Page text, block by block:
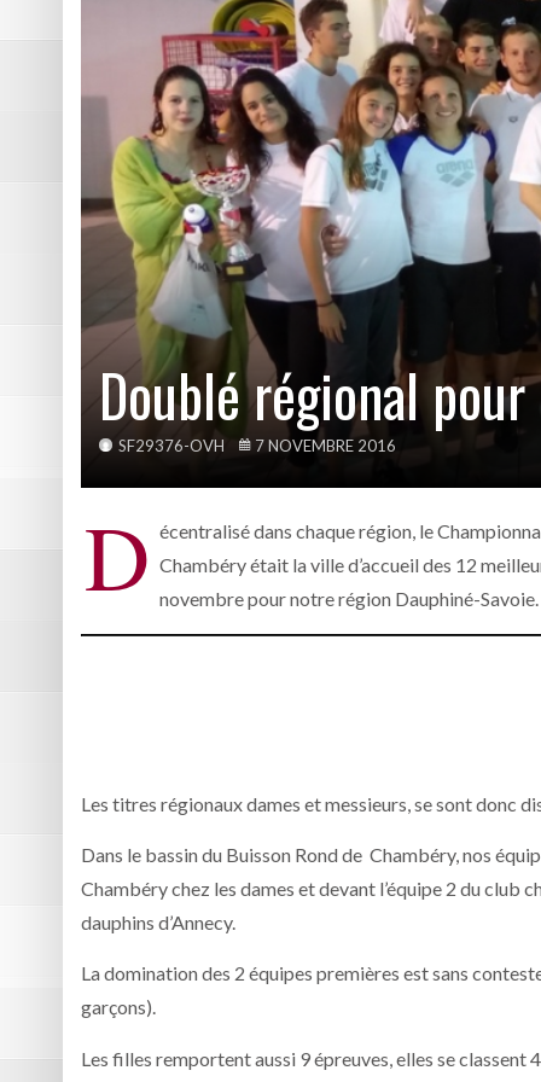
2ème victoire de la saison
Les photos de Picasso –
Résumé vidéo Echirolles –
Les photos de la reprise du
Retour en photos sur
DE NATATION
Doublé régional
SF29376-OVH 7 NOVEMBRE 2016
D écentralisé dans chaque région, le
Chambéry était la ville d’accueil des 12
novembre pour notre région Dauphiné-
Les titres régionaux dames et messieurs, se sont donc
Dans le bassin du Buisson Rond de Chambéry, nos
Chambéry chez les dames et devant l’équipe 2 du club
dauphins d’Annecy.
La domination des 2 équipes premières est sans
garçons).
Les filles remportent aussi 9 épreuves, elles se